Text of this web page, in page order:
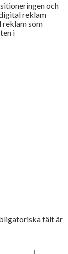
och
reklam
reklam som
i
fält är